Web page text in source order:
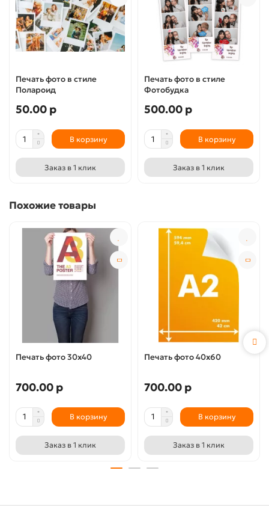
Печать фото в стиле
Полароид
50.00 р
В корзину
Заказ в 1 клик
Печать фото в стиле
Фотобудка
500.00 р
В корзину
Заказ в 1 клик
Похожие товары
Печать фото 30x40
700.00 р
В корзину
Заказ в 1 клик
Печать фото 40x60
700.00 р
В корзину
Заказ в 1 клик